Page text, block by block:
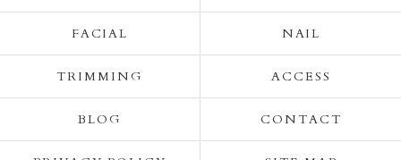
FACIAL NAIL
TRIMMING ACCESS
BLOG CONTACT